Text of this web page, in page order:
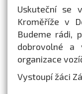
Uskuteční se
Kroměříže v
Budeme rádi,
dobrovolné a
organizace
Vystoupí žáci